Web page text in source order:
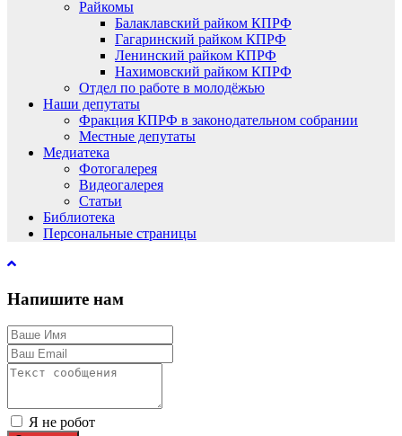
Райкомы
Балаклавский райком КПРФ
Гагаринский райком КПРФ
Ленинский райком КПРФ
Нахимовский райком КПРФ
Отдел по работе в молодёжью
Наши депутаты
Фракция КПРФ в законодательном собрании
Местные депутаты
Медиатека
Фотогалерея
Видеогалерея
Статьи
Библиотека
Персональные страницы
Напишите нам
Я не робот